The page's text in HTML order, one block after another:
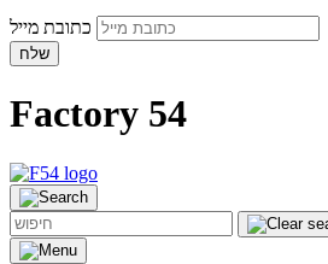
שלח
Factory 54